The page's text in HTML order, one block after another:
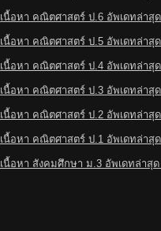
เนื้อหา คณิตศาสตร์ ป.6 อัพเดทล่าสุ
เนื้อหา คณิตศาสตร์ ป.5 อัพเดทล่าสุ
เนื้อหา คณิตศาสตร์ ป.4 อัพเดทล่าสุ
เนื้อหา คณิตศาสตร์ ป.3 อัพเดทล่าสุ
เนื้อหา คณิตศาสตร์ ป.2 อัพเดทล่าสุ
เนื้อหา คณิตศาสตร์ ป.1 อัพเดทล่าสุ
เนื้อหา สังคมศึกษา ม.3 อัพเดทล่าสุ